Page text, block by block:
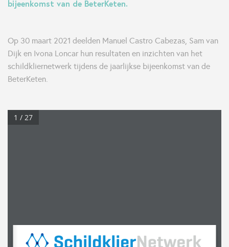
bijeenkomst van de BeterKeten.
Op 30 maart 2021 deelden Manuel Castro Cabezas, Sam van
Dijk en Ivona Loncar hun resultaten en inzichten van het
schildkliernetwerk tijdens de jaarlijkse bijeenkomst van de
BeterKeten.
1 / 27